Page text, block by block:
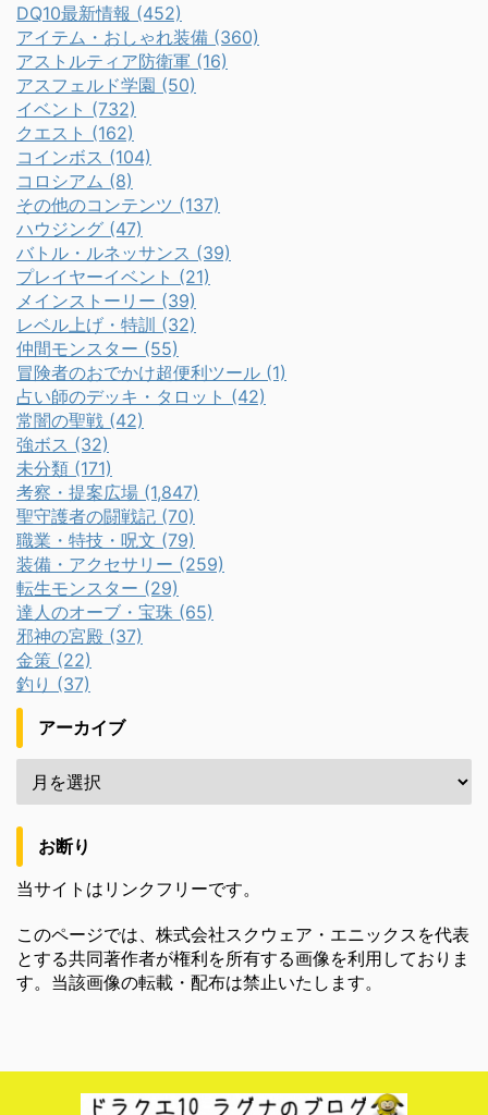
DQ10最新情報 (452)
アイテム・おしゃれ装備 (360)
アストルティア防衛軍 (16)
アスフェルド学園 (50)
イベント (732)
クエスト (162)
コインボス (104)
コロシアム (8)
その他のコンテンツ (137)
ハウジング (47)
バトル・ルネッサンス (39)
プレイヤーイベント (21)
メインストーリー (39)
レベル上げ・特訓 (32)
仲間モンスター (55)
冒険者のおでかけ超便利ツール (1)
占い師のデッキ・タロット (42)
常闇の聖戦 (42)
強ボス (32)
未分類 (171)
考察・提案広場 (1,847)
聖守護者の闘戦記 (70)
職業・特技・呪文 (79)
装備・アクセサリー (259)
転生モンスター (29)
達人のオーブ・宝珠 (65)
邪神の宮殿 (37)
金策 (22)
釣り (37)
アーカイブ
お断り
当サイトはリンクフリーです。
このページでは、株式会社スクウェア・エニックスを代表
とする共同著作者が権利を所有する画像を利用しておりま
す。当該画像の転載・配布は禁止いたします。